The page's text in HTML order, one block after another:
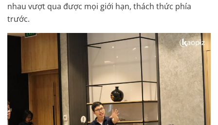
nhau vượt qua được mọi giới hạn, thách thức phía
trước.